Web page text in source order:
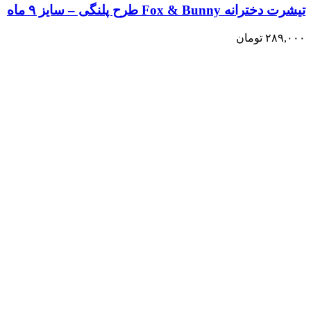
تیشرت دخترانه Fox & Bunny طرح پلنگی – سایز ۹ ماه
۲۸۹,۰۰۰ تومان